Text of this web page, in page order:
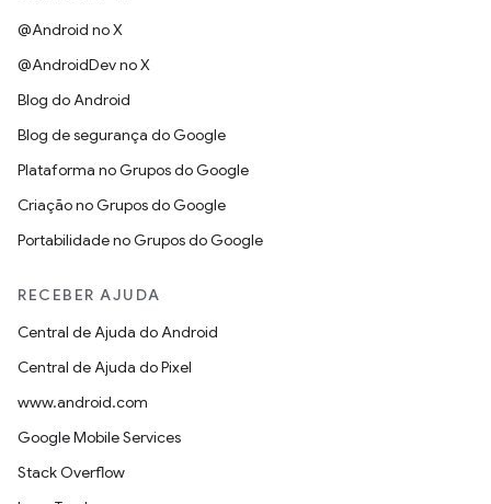
@Android no X
@AndroidDev no X
Blog do Android
Blog de segurança do Google
Plataforma no Grupos do Google
Criação no Grupos do Google
Portabilidade no Grupos do Google
RECEBER AJUDA
Central de Ajuda do Android
Central de Ajuda do Pixel
www.android.com
Google Mobile Services
Stack Overflow